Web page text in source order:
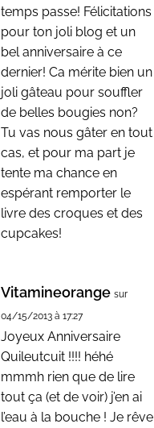
temps passe! Félicitations
pour ton joli blog et un
bel anniversaire à ce
dernier! Ca mérite bien un
joli gâteau pour souffler
de belles bougies non?
Tu vas nous gâter en tout
cas, et pour ma part je
tente ma chance en
espérant remporter le
livre des croques et des
cupcakes!
Vitamineorange sur
04/15/2013 à 17:27
Joyeux Anniversaire
Quileutcuit !!!! héhé
mmmh rien que de lire
tout ça (et de voir) j’en ai
l’eau à la bouche ! Je rêve